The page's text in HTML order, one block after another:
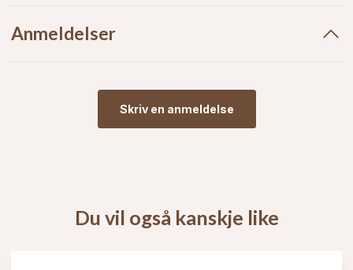
Anmeldelser
Skriv en anmeldelse
Du vil også kanskje like